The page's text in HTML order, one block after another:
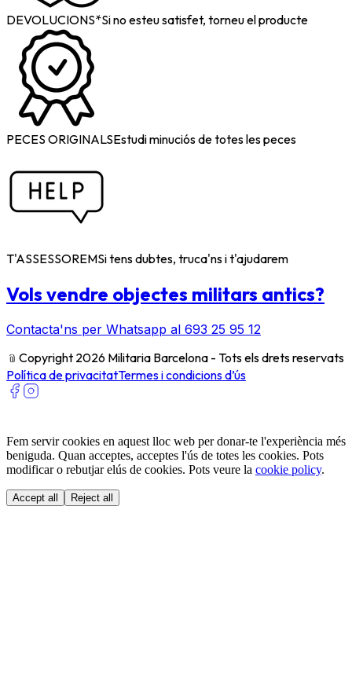
DEVOLUCIONS*Si no esteu satisfet, torneu el producte
PECES ORIGINALSEstudi minuciós de totes les peces
T'ASSESSOREMSi tens dubtes, truca'ns i t'ajudarem
Vols vendre objectes militars antics?
Contacta'ns per Whatsapp al 693 25 95 12
﹫ Copyright 2026 Militaria Barcelona - Tots els drets reservats
Política de privacitatTermes i condicions d’ús
Fem servir cookies en aquest lloc web per donar-te l'experiència més
beniguda. Quan acceptes, acceptes l'ús de totes les cookies. Pots
modificar o rebutjar elús de cookies. Pots veure la cookie policy.
Accept all Reject all